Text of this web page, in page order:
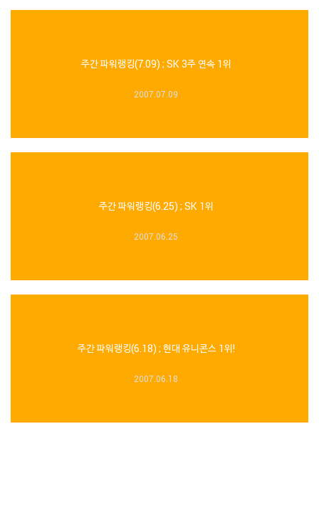
주간 파워랭킹(7.09) ; SK 3주 연속 1위
2007.07.09
주간 파워랭킹(6.25) ; SK 1위
2007.06.25
주간 파워랭킹(6.18) ; 현대 유니콘스 1위!
2007.06.18